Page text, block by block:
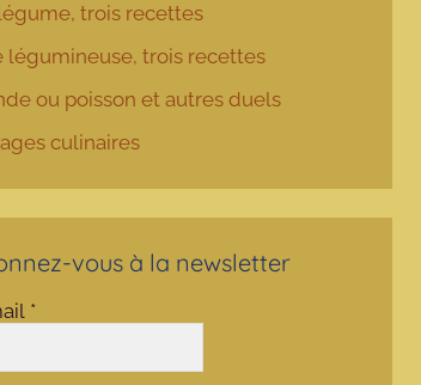
trois recettes
légumineuse, trois recettes
ou poisson et autres duels
culinaires
vous à la newsletter
*